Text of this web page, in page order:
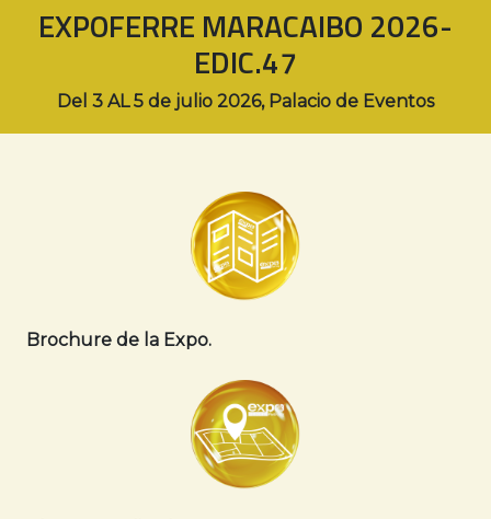
EXPOFERRE MARACAIBO 2026-
EDIC.47
Del 3 AL 5 de julio 2026, Palacio de Eventos
Brochure de la Expo.